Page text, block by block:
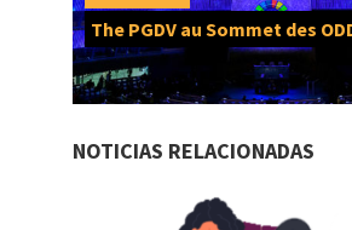
The PGDV au Sommet des
NOTICIAS RELACIONADAS